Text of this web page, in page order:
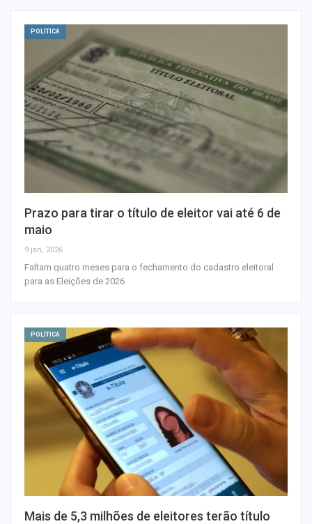
POLÍTICA
Prazo para tirar o título de eleitor vai até 6 de
maio
9 jan, 2026
Faltam quatro meses para o fechamento do cadastro eleitoral
para as Eleições de 2026
POLÍTICA
Mais de 5,3 milhões de eleitores terão título